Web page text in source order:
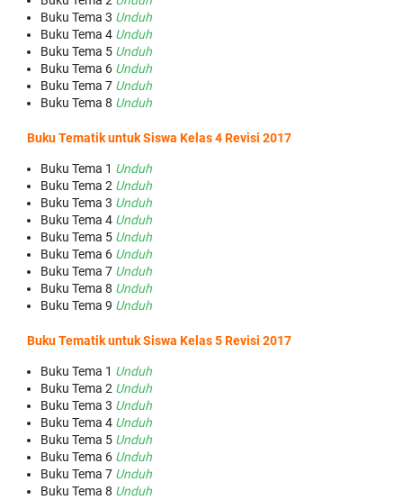
Buku Tema 3 Unduh
Buku Tema 4 Unduh
Buku Tema 5 Unduh
Buku Tema 6 Unduh
Buku Tema 7 Unduh
Buku Tema 8 Unduh
Buku Tematik untuk Siswa Kelas 4 Revisi 2017
Buku Tema 1 Unduh
Buku Tema 2 Unduh
Buku Tema 3 Unduh
Buku Tema 4 Unduh
Buku Tema 5 Unduh
Buku Tema 6 Unduh
Buku Tema 7 Unduh
Buku Tema 8 Unduh
Buku Tema 9 Unduh
Buku Tematik untuk Siswa Kelas 5 Revisi 2017
Buku Tema 1 Unduh
Buku Tema 2 Unduh
Buku Tema 3 Unduh
Buku Tema 4 Unduh
Buku Tema 5 Unduh
Buku Tema 6 Unduh
Buku Tema 7 Unduh
Buku Tema 8 Unduh